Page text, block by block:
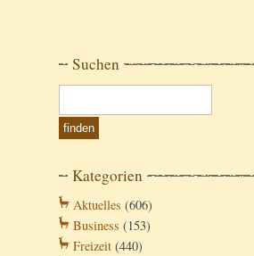
Suchen
Kategorien
Aktuelles (606)
Business (153)
Freizeit (440)